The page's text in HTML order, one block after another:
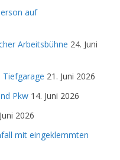
auf
Arbeitsbühne 24. Juni
Tiefgarage 21. Juni 2026
Pkw 14. Juni 2026
2026
mit eingeklemmten